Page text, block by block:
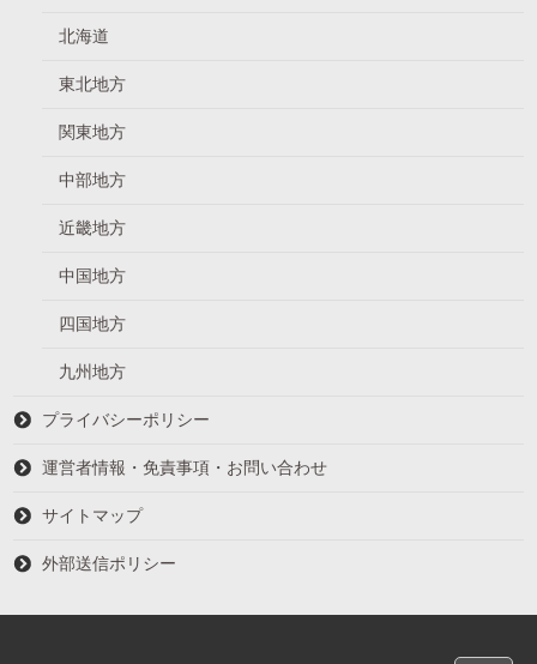
北海道
東北地方
関東地方
中部地方
近畿地方
中国地方
四国地方
九州地方
プライバシーポリシー
運営者情報・免責事項・お問い合わせ
サイトマップ
外部送信ポリシー